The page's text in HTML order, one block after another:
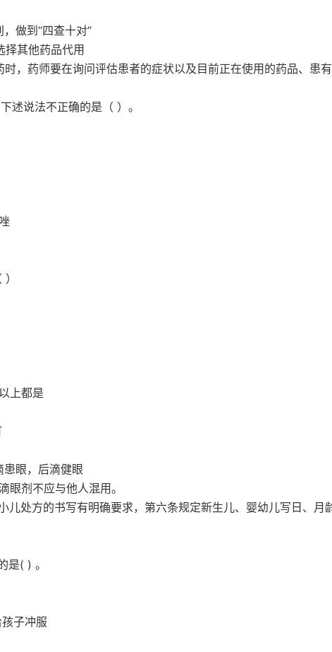
做到“四查十对”
择其他药品代用
，药师要在询问评估患者的症状以及目前正在使用的药品、患
述说法不正确的是（ ）。
上都是
眼，后滴健眼
眼剂不应与他人混用。
儿处方的书写有明确要求，第六条规定新生儿、婴幼儿写日、月
是( ) 。
子冲服